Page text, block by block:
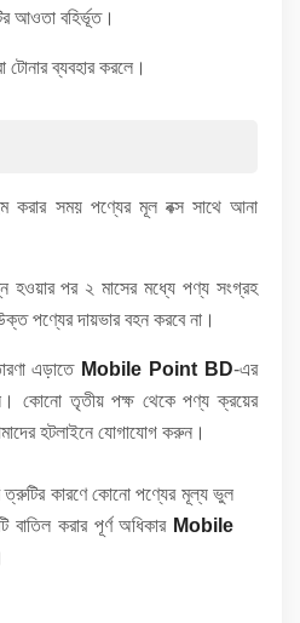
আওতা বহির্ভূত।
টোনার ব্যবহার করলে।
করার সময় পণ্যের মূল বক্স সাথে আনা
হওয়ার পর ২ মাসের মধ্যে পণ্য সংগ্রহ
পণ্যের দায়ভার বহন করবে না।
এড়াতে Mobile Point BD-এর
কোনো তৃতীয় পক্ষ থেকে পণ্য ক্রয়ের
হটলাইনে যোগাযোগ করুন।
ত্রুটির কারণে কোনো পণ্যের মূল্য ভুল
বাতিল করার পূর্ণ অধিকার Mobile